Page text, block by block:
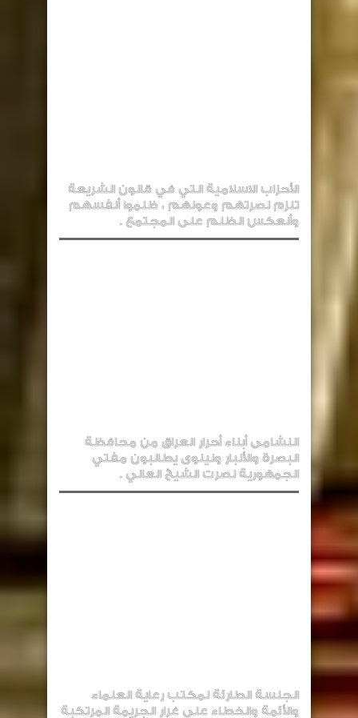
الأحزاب الاسلامية التي في قانون الشريعة
تلزم نصرتهم وعونهم ، ظلموا أنفسهم
وأنعكس الظلم على المجتمع .
النشامى أبناء أحرار العراق من محافظة
البصرة والأنبار ونينوى يطالبون مفتي
الجمهورية نصرت الشيخ العاني .
الجلسة الطارئة لمكتب رعاية العلماء
والأئمة والخطاء على غرار الجريمة المرتكبة